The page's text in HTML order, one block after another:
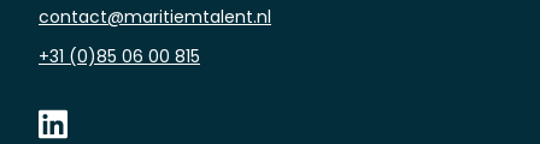
contact@maritiemtalent.nl
+31 (0)85 06 00 815